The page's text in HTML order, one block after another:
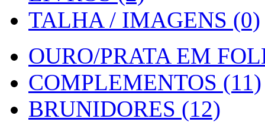
TALHA / IMAGENS (0)
OURO/PRATA EM
COMPLEMENTOS (11)
BRUNIDORES (12)